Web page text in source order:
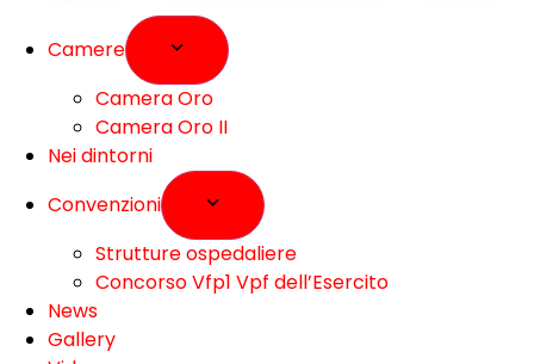
Camere
Camera Oro
Camera Oro II
Nei dintorni
Convenzioni
Strutture ospedaliere
Concorso Vfp1 Vpf dell’Esercito
News
Gallery